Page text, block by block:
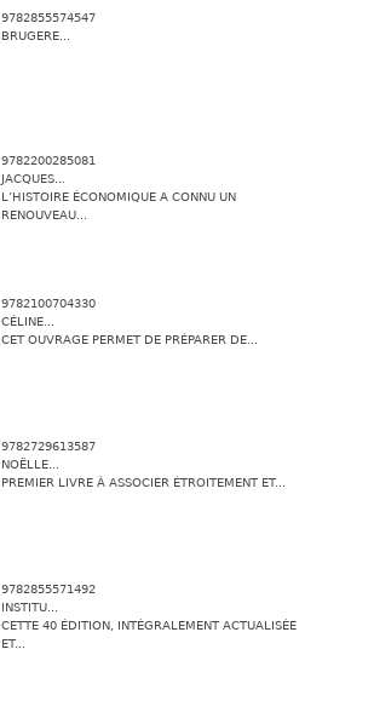
9782855574547
BRUGERE...
9782200285081
JACQUES...
L’HISTOIRE ÉCONOMIQUE A CONNU UN
RENOUVEAU...
9782100704330
CÉLINE...
CET OUVRAGE PERMET DE PRÉPARER DE...
9782729613587
NOËLLE...
PREMIER LIVRE À ASSOCIER ÉTROITEMENT ET...
9782855571492
INSTITU...
CETTE 40 ÉDITION, INTÉGRALEMENT ACTUALISÉE
ET...